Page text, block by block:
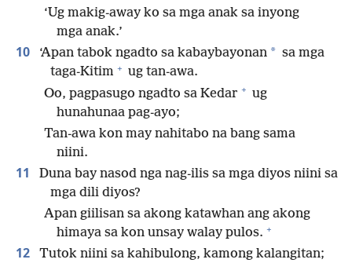
‘Ug makig-away ko sa mga anak sa inyong
mga anak.’
10 ‘Apan tabok ngadto sa kabaybayonan * sa mga
taga-Kitim + ug tan-awa.
Oo, pagpasugo ngadto sa Kedar + ug
hunahunaa pag-ayo;
Tan-awa kon may nahitabo na bang sama
niini.
11
Duna bay nasod nga nag-ilis sa mga diyos niini sa
mga dili diyos?
Apan giilisan sa akong katawhan ang akong
himaya sa kon unsay walay pulos. +
12
Tutok niini sa kahibulong, kamong kalangitan;